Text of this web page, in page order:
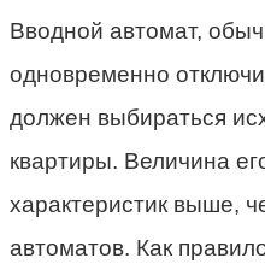
Вводной автомат,
одновременно
должен выбираться
квартиры. Величина
характеристик выше,
автоматов. Как